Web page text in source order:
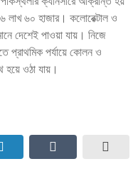
লাখ ৬০ হাজার। কলোরেক্টাল ও
দেশেই পাওয়া যায়। নিজে
প্রাথমিক পর্যায়ে কোলন ও
হয়ে ওঠা যায়।